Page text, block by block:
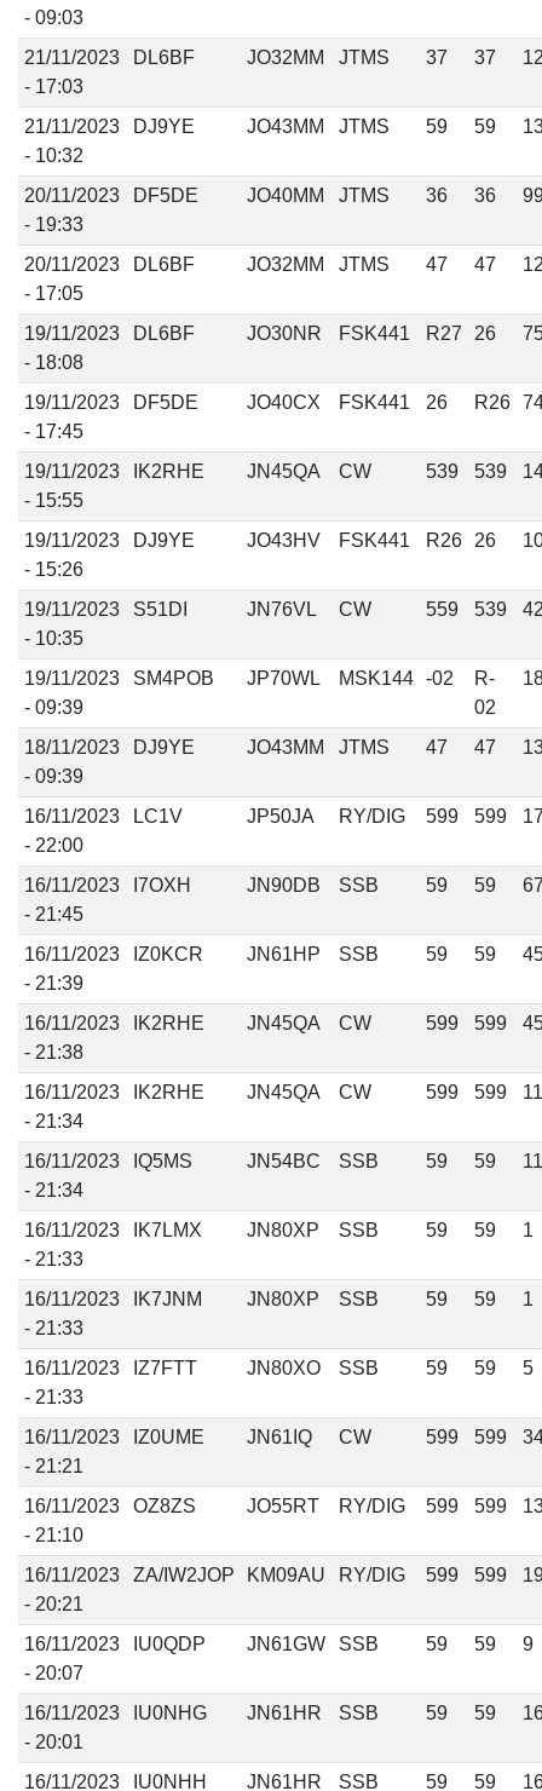
- 09:03
21/11/2023
- 17:03
DL6BF JO32MM JTMS 37 37
21/11/2023
- 10:32
DJ9YE JO43MM JTMS 59 59
20/11/2023
- 19:33
DF5DE JO40MM JTMS 36 36
20/11/2023
- 17:05
DL6BF JO32MM JTMS 47 47
19/11/2023
- 18:08
DL6BF JO30NR FSK441 R27 26
19/11/2023
- 17:45
DF5DE JO40CX FSK441 26 R26
19/11/2023
- 15:55
IK2RHE JN45QA CW 539 539
19/11/2023
- 15:26
DJ9YE JO43HV FSK441 R26 26
19/11/2023
- 10:35
S51DI JN76VL CW 559 539
19/11/2023
- 09:39
SM4POB JP70WL MSK144 -02
R-
02
18/11/2023
- 09:39
DJ9YE JO43MM JTMS 47 47
16/11/2023
- 22:00
LC1V JP50JA RY/DIG 599 599
16/11/2023
- 21:45
I7OXH JN90DB SSB 59 59
16/11/2023
- 21:39
IZ0KCR JN61HP SSB 59 59
16/11/2023
- 21:38
IK2RHE JN45QA CW 599 599
16/11/2023
- 21:34
IK2RHE JN45QA CW 599 599
16/11/2023
- 21:34
IQ5MS JN54BC SSB 59 59
16/11/2023
- 21:33
IK7LMX JN80XP SSB 59 59 1
16/11/2023
- 21:33
IK7JNM JN80XP SSB 59 59 1
16/11/2023
- 21:33
IZ7FTT JN80XO SSB 59 59 5
16/11/2023
- 21:21
IZ0UME JN61IQ CW 599 599
16/11/2023
- 21:10
OZ8ZS JO55RT RY/DIG 599 599
16/11/2023
- 20:21
ZA/IW2JOP KM09AU RY/DIG 599 599
16/11/2023
- 20:07
IU0QDP JN61GW SSB 59 59 9
16/11/2023
- 20:01
IU0NHG JN61HR SSB 59 59
16/11/2023 IU0NHH JN61HR SSB 59 59